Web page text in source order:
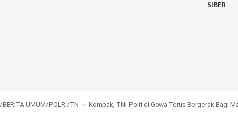
SIBER
/BERITA UMUM/POLRI/TNI » Kompak, TNI-Polri di Gowa Terus Bergerak Bagi